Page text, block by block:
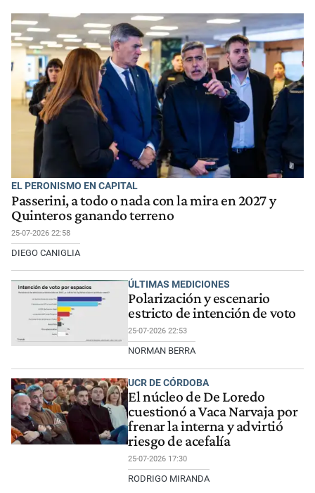
EL PERONISMO EN CAPITAL
Passerini, a todo o nada con la mira en 2027 y
Quinteros ganando terreno
25-07-2026 22:58
DIEGO CANIGLIA
ÚLTIMAS MEDICIONES
Polarización y escenario
estricto de intención de voto
25-07-2026 22:53
NORMAN BERRA
UCR DE CÓRDOBA
El núcleo de De Loredo
cuestionó a Vaca Narvaja por
frenar la interna y advirtió
riesgo de acefalía
25-07-2026 17:30
RODRIGO MIRANDA